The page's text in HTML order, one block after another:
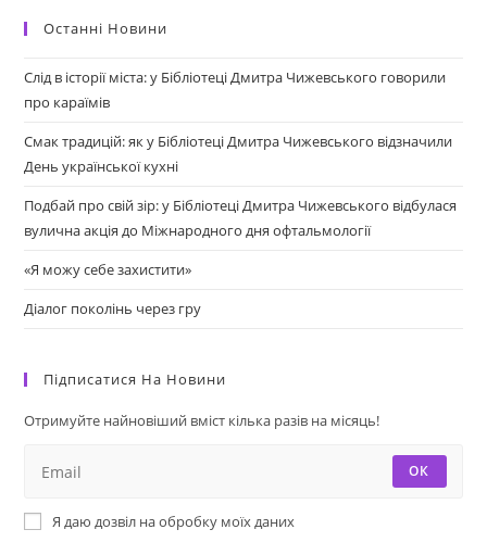
Останні Новини
Слід в історії міста: у Бібліотеці Дмитра Чижевського говорили
про караїмів
Смак традицій: як у Бібліотеці Дмитра Чижевського відзначили
День української кухні
Подбай про свій зір: у Бібліотеці Дмитра Чижевського відбулася
вулична акція до Міжнародного дня офтальмології
«Я можу себе захистити»
Діалог поколінь через гру
Підписатися На Новини
Отримуйте найновіший вміст кілька разів на місяць!
ОК
Я даю дозвіл на обробку моїх даних